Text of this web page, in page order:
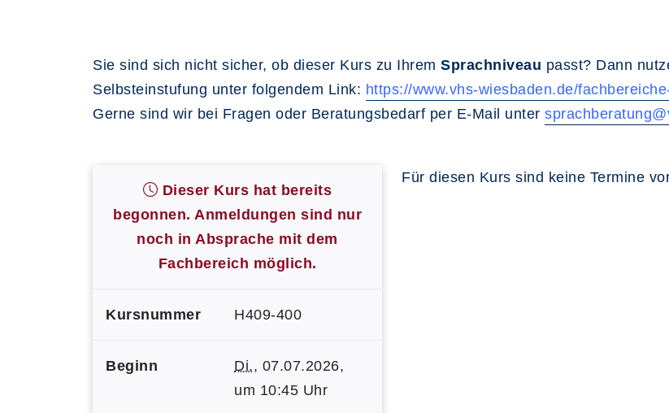
Sie sind sich nicht sicher, ob dieser Kurs zu Ihrem Sprachniveau passt? Dann
Selbsteinstufung unter folgendem Link: https://www.vhs-wiesbaden.de/
Gerne sind wir bei Fragen oder Beratungsbedarf per E-Mail unter
Dieser Kurs hat bereits
begonnen. Anmeldungen sind nur
noch in Absprache mit dem
Fachbereich möglich.
Kursnummer H409-400
Beginn Di., 07.07.2026,
um 10:45 Uhr
Für diesen Kurs sind keine Termine